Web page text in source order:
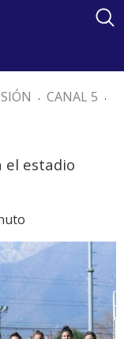
. CANAL 5 .
el estadio